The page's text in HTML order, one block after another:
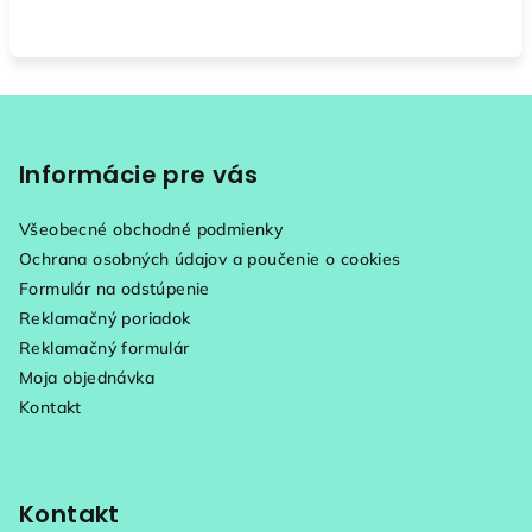
Informácie pre vás
Všeobecné obchodné podmienky
Ochrana osobných údajov a poučenie o cookies
Formulár na odstúpenie
Reklamačný poriadok
Reklamačný formulár
Moja objednávka
Kontakt
Kontakt